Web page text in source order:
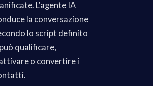
L'agente IA
la conversazione
lo script definito
qualificare,
o convertire i